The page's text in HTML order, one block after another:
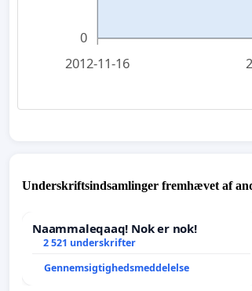
0
2012-11-16
Underskriftsindsamlinger fremhævet af
Naammaleqaaq! Nok er nok!
2 521 underskrifter
Gennemsigtighedsmeddelelse